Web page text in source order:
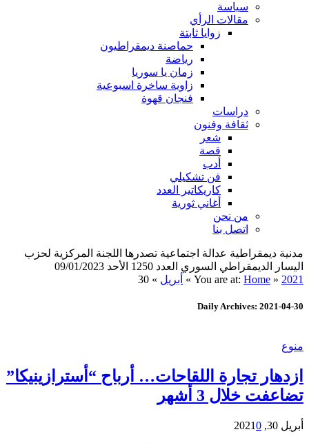
سياسة
مقالات الرأي
زوايا ثابتة
حماصنة ديمقراطيون
رياضة
زمان يا سوريا
زاوية ساخرة اسبوعية
فنجان قهوة
دراسات
ثقافة وفنون
شعر
قصة
أدب
فن تشكيلي
كاريكاتير العدد
أغاني ثورية
من نحن
اتصل بنا
مدنية ديمقراطية عدالة اجتماعية تصدرها اللجنة المركزية لحزب
اليسار الديمقراطي السوري العدد 1250 الأحد 09/01/2023
You are at: Home » 2021
» أبريل »
30
Daily Archives: 2021-04-30
منوع
ازدهار تجارة اللقاحات… أرباح “أسترازينيكا”
تضاعفت خلال 3 أشهر
أبريل 30, 2021 0